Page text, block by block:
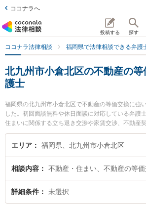
ココナラへ
投稿する 探す
ココナラ法律相談 福岡県で法律相談できる弁護
北九州市小倉北区の不動産の
護士
福岡県の北九州市小倉北区で不動産の等価交換に強
した。初回面談無料や休日面談に対応している弁護
住まいに関係する立ち退き交渉や家賃交渉、不動産
の絞り込み検索もでき便利です。特に弁護士法人大
ドオフィスの眞子 幸人弁護士や清風法律事務所の多
した不動産の等価交換のトラブルを今すぐに弁護士
等価交換のトラブル解決の実績豊富な近くの弁護士
無料で不動産の等価交換を法律相談できる北九州市
エリア 福岡県、北九州市小倉北区
相談内容 不動産・住まい、不動産の等
詳細条件 未選択